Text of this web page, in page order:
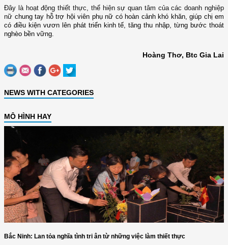
Đây là hoạt động thiết thực, thể hiện sự quan tâm của các doanh nghiệp
nữ chung tay hỗ trợ hội viên phụ nữ cóhoàn cảnh khó khăn, giúp chị em
có điều kiện vươnlên phát triển kinh tế, tăng thu nhập, từng bước thoát
nghèo bền vững.
Hoàng Thơ, Btc Gia Lai
NEWS WITH CATEGORIES
MÔ HÌNH HAY
Bắc Ninh: Lan tỏa nghĩa tình tri ân từ những việc làm thiết thực